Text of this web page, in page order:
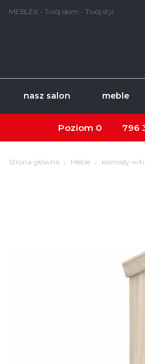
MEBLEX - Twój dom - Twój styl
nasz salon meble
Poziom 0 796
Strona główna Meble komody